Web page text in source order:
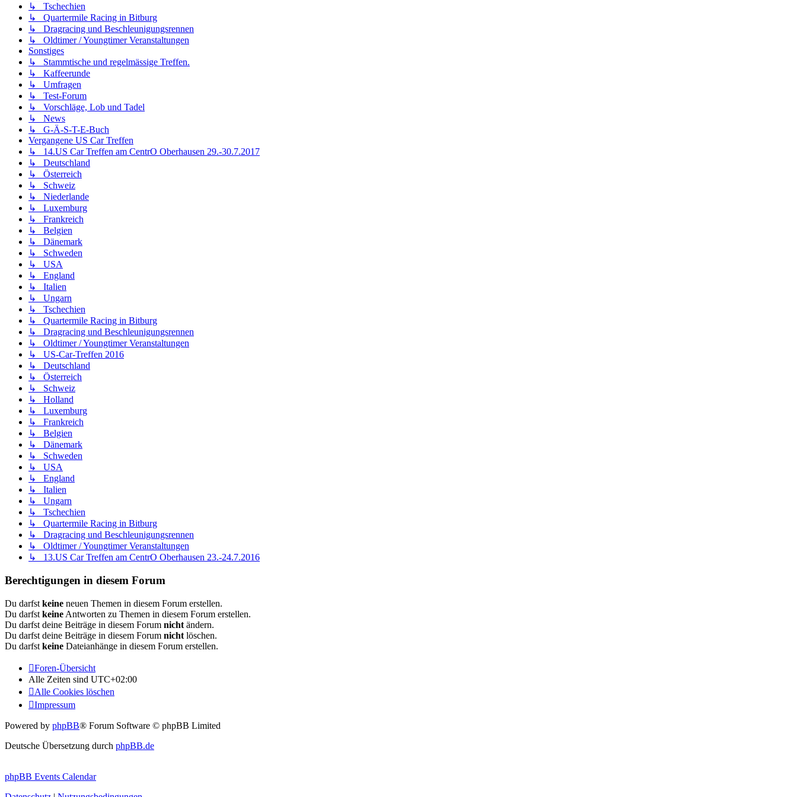
↳ Tschechien
↳ Quartermile Racing in Bitburg
↳ Dragracing und Beschleunigungsrennen
↳ Oldtimer / Youngtimer Veranstaltungen
Sonstiges
↳ Stammtische und regelmässige Treffen.
↳ Kaffeerunde
↳ Umfragen
↳ Test-Forum
↳ Vorschläge, Lob und Tadel
↳ News
↳ G-Ä-S-T-E-Buch
Vergangene US Car Treffen
↳ 14.US Car Treffen am CentrO Oberhausen 29.-30.7.2017
↳ Deutschland
↳ Österreich
↳ Schweiz
↳ Niederlande
↳ Luxemburg
↳ Frankreich
↳ Belgien
↳ Dänemark
↳ Schweden
↳ USA
↳ England
↳ Italien
↳ Ungarn
↳ Tschechien
↳ Quartermile Racing in Bitburg
↳ Dragracing und Beschleunigungsrennen
↳ Oldtimer / Youngtimer Veranstaltungen
↳ US-Car-Treffen 2016
↳ Deutschland
↳ Österreich
↳ Schweiz
↳ Holland
↳ Luxemburg
↳ Frankreich
↳ Belgien
↳ Dänemark
↳ Schweden
↳ USA
↳ England
↳ Italien
↳ Ungarn
↳ Tschechien
↳ Quartermile Racing in Bitburg
↳ Dragracing und Beschleunigungsrennen
↳ Oldtimer / Youngtimer Veranstaltungen
↳ 13.US Car Treffen am CentrO Oberhausen 23.-24.7.2016
Berechtigungen in diesem Forum
Du darfst keine neuen Themen in diesem Forum erstellen.
Du darfst keine Antworten zu Themen in diesem Forum erstellen.
Du darfst deine Beiträge in diesem Forum nicht ändern.
Du darfst deine Beiträge in diesem Forum nicht löschen.
Du darfst keine Dateianhänge in diesem Forum erstellen.
Foren-Übersicht
Alle Zeiten sind UTC+02:00
Alle Cookies löschen
Impressum
Powered by phpBB® Forum Software © phpBB Limited
Deutsche Übersetzung durch phpBB.de
phpBB Events Calendar